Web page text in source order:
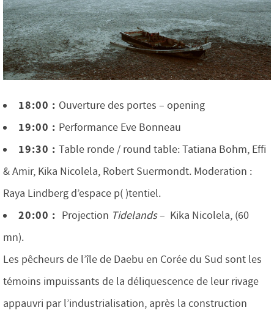
18:00 : Ouverture des portes – opening
19:00 : Performance Eve Bonneau
19:30 : Table ronde / round table: Tatiana Bohm, Effi
& Amir, Kika Nicolela, Robert Suermondt. Moderation :
Raya Lindberg d’espace p( )tentiel.
20:00 : Projection Tidelands– Kika Nicolela, (60
mn).
Les pêcheurs de l’île de Daebu en Corée du Sud sont les
témoins impuissants de la déliquescence de leur rivage
appauvri par l’industrialisation, après la construction